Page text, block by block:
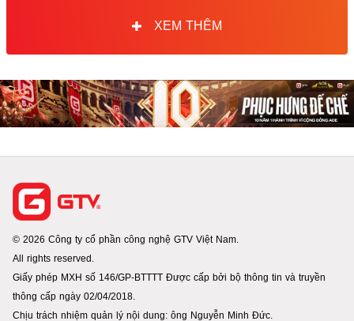
XEM THÊM
© 2026 Công ty cổ phần công nghệ GTV Việt Nam.
All rights reserved.
Giấy phép MXH số 146/GP-BTTTT Được cấp bởi bộ thông tin và truyền
thông cấp ngày 02/04/2018.
Chịu trách nhiệm quản lý nội dung: ông Nguyễn Minh Đức.